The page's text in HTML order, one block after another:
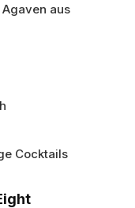
aus
Cocktails